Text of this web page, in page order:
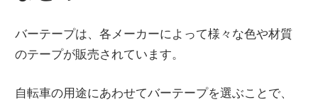
バーテープは、各メーカーによって様々な色や材質
のテープが販売されています。
自転車の用途にあわせてバーテープを選ぶことで、